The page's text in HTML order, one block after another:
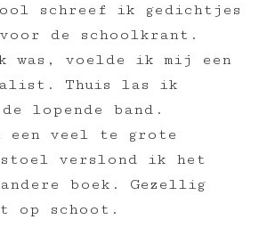
schreef ik gedichtjes
de schoolkrant.
was, voelde ik mij een
Thuis las ik
lopende band.
een veel te grote
verslond ik het
boek. Gezellig
op schoot.